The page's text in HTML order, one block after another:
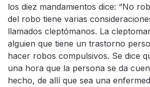
los diez mandamientos dice: “No
del robo tiene varias
llamados cleptómanos. La
alguien que tiene un trastorno
hacer robos compulsivos. Se dice
una hora que la persona se da
hecho, de allí que sea una